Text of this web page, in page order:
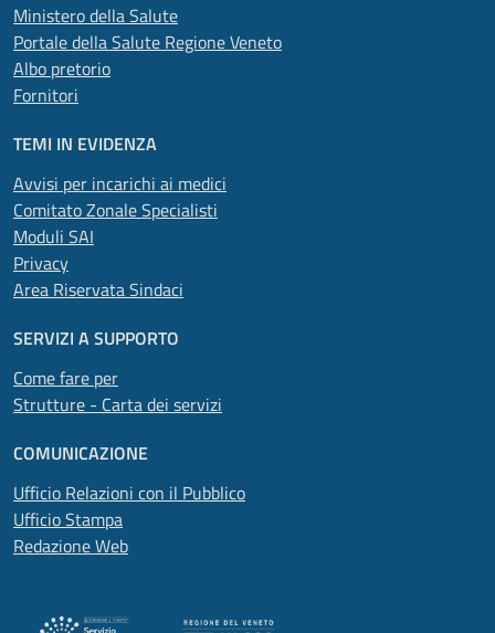
Ministero della Salute
Portale della Salute Regione Veneto
Albo pretorio
Fornitori
TEMI IN EVIDENZA
Avvisi per incarichi ai medici
Comitato Zonale Specialisti
Moduli SAI
Privacy
Area Riservata Sindaci
SERVIZI A SUPPORTO
Come fare per
Strutture - Carta dei servizi
COMUNICAZIONE
Ufficio Relazioni con il Pubblico
Ufficio Stampa
Redazione Web